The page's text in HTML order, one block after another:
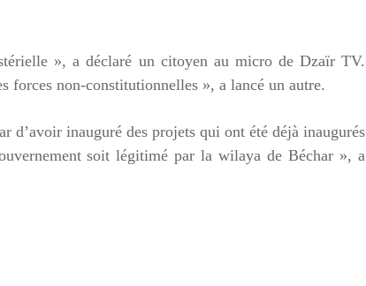
», a déclaré un citoyen au micro de Dzaïr TV.
forces non-constitutionnelles », a lancé un autre.
d’avoir inauguré des projets qui ont été déjà inaugurés
soit légitimé par la wilaya de Béchar », a